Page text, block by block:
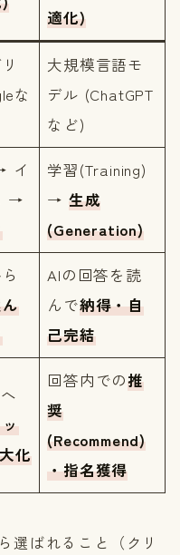
適化)
な
大規模言語モ
デル (ChatGPT
など)
イ
→
学習(Training)
→ 生成
(Generation)
AIの回答を読
んで納得・自
己完結
化
回答内での推
奨
(Recommend)
・指名獲得
選ばれること（クリ